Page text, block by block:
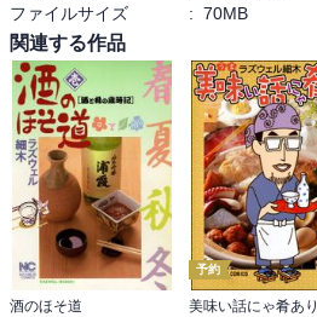
ファイルサイズ
: 70MB
関連する作品
酒のほそ道
予約
美味い話にゃ肴あり